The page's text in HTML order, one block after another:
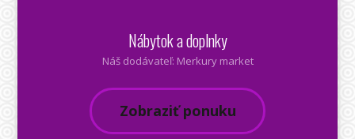
Nábytok a doplnky
Náš dodávateľ: Merkury market
Zobraziť ponuku